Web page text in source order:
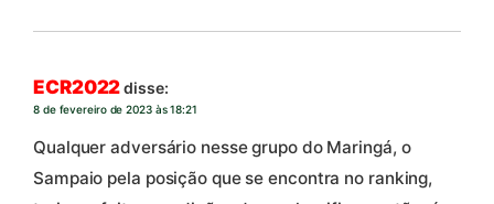
ECR2022disse:
8 de fevereiro de 2023 às 18:21
Qualquer adversário nesse grupo do Maringá, o
Sampaio pela posição que se encontra no ranking,